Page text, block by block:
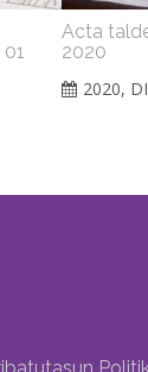
Acta
2020
2020,